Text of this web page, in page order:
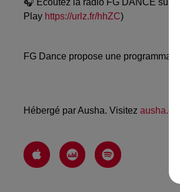
🎧 Ecoutez la radio FG DANCE sur
Play https://urlz.fr/hhZC)
FG Dance propose une
Hébergé par Ausha. Visitez